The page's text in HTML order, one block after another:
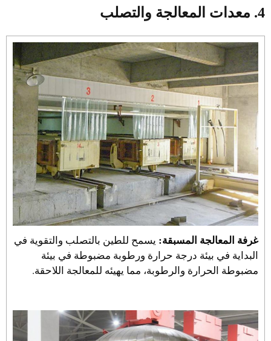
4. معدات المعالجة والتصلب
غرفة المعالجة المسبقة:يسمح للطين بالتصلب والتقوية في
البداية في بيئة درجة حرارة ورطوبة مضبوطة في بيئة
مضبوطة الحرارة والرطوبة، مما يهيئه للمعالجة اللاحقة.